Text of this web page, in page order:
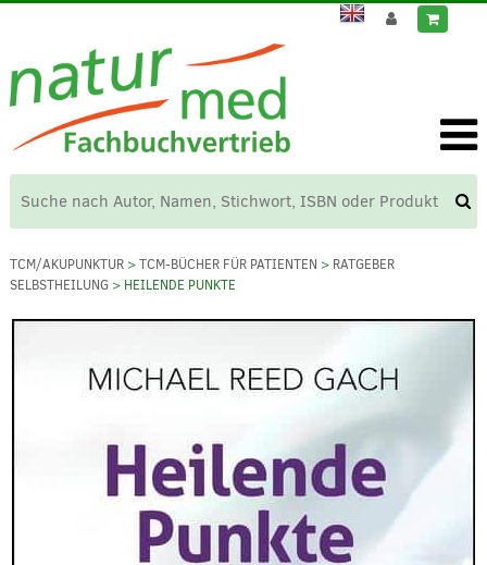
TCM/AKUPUNKTUR>TCM-BÜCHER FÜR PATIENTEN > RATGEBER
SELBSTHEILUNG> HEILENDE PUNKTE